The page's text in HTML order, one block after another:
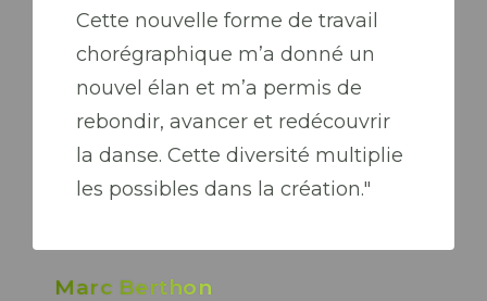
Cette nouvelle forme de travail
chorégraphique m’a donné un
nouvel élan et m’a permis de
rebondir, avancer et redécouvrir
la danse. Cette diversité multiplie
les possibles dans la création."
Marc Berthon